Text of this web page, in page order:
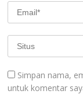
Simpan nama,
untuk komentar